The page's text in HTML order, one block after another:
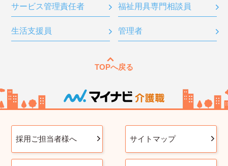
サービス管理責任者 福祉用具専門相談員
生活支援員 管理者
TOPへ戻る
採用ご担当者様へ サイトマップ